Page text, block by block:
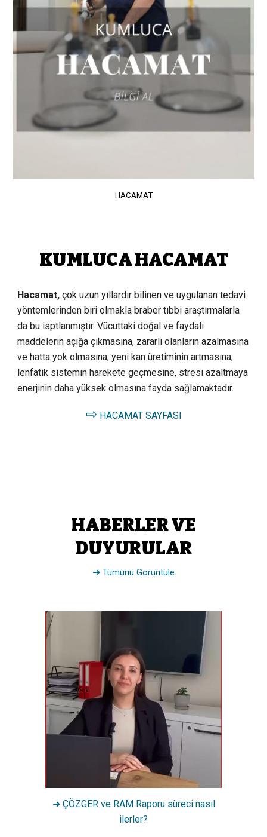
HACAMAT
KUMLUCA HACAMAT
Hacamat, çok uzun yıllardır bilinen ve uygulanan tedavi
yöntemlerinden biri olmakla braber tıbbi araştırmalarla
da bu isptlanmıştır. Vücuttaki doğal ve faydalı
maddelerin açığa çıkmasına, zararlı olanların azalmasına
ve hatta yok olmasına, yeni kan üretiminin artmasına,
lenfatik sistemin harekete geçmesine, stresi azaltmaya
enerjinin daha yüksek olmasına fayda sağlamaktadır.
⇨ HACAMAT SAYFASI
HABERLER VE
DUYURULAR
➜ Tümünü Görüntüle
➜ ÇÖZGER ve RAM Raporu süreci nasıl
ilerler?